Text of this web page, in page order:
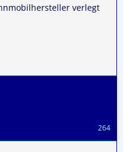
verlegt
264